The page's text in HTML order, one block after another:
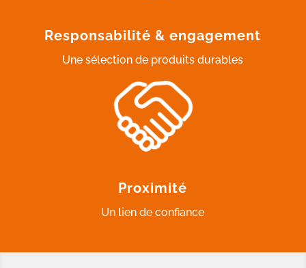
Responsabilité & engagement
Une sélection de produits durables
Proximité
Un lien de confiance